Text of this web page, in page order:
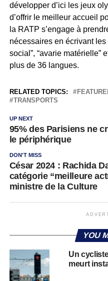
développer d’ici les jeux
d’offrir le meilleur accueil
la RATP s’engage à
nécessaires en écrivant les
social”, “avarie matérielle”
plus de 36 langues.
RELATED TOPICS:
TRANSPORTS
UP NEXT
95% des Parisiens ne
le périphérique
DON'T MISS
César 2024 : Rachida
catégorie “meilleure
ministre de la Culture
YOU
Un
meurt